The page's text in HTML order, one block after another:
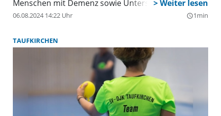
Menschen mit Demenz sowie Unterstützung von An-
und Zugehörige hat sich die AGLM zur Aufgabe
Programm „AGLM bewegt“ für Menschen im frühen
Stadium einer Demenz, das von kulturellen
Angeboten, kreativen Workshops, über
Bewegungsangebote bis hin zu
Begegnungsmöglichkeiten reicht, wurden am Stand
im Landkreis-Pavillon vorgestellt. Auch trauten sich
viele Besucher an den Demenzparcours.
06.08.2024 14:22 Uhr query_builder1min
TAUFKIRCHEN